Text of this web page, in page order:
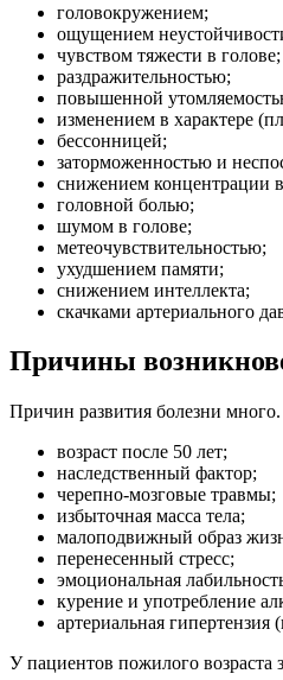
головокружением;
ощущением
чувством тяжести в голове;
раздражительностью;
повышенной
изменением в характере
бессонницей;
заторможенностью и
снижением концентрации
головной болью;
шумом в голове;
метеочувствительностью;
ухудшением памяти;
снижением интеллекта;
скачками артериального
Причины
Причин развития болезни
возраст после 50 лет;
наследственный фактор;
черепно-мозговые травмы;
избыточная масса тела;
малоподвижный образ
перенесенный стресс;
эмоциональная
курение и употребление
артериальная гипертензия
У пациентов пожилого возраста